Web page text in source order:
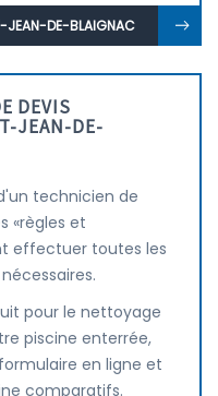
JEAN-DE-BLAIGNAC
DEVIS
JEAN-DE-
technicien de
«règles et
effectuer toutes les
pour le nettoyage
piscine enterrée,
en ligne et
comparatifs.